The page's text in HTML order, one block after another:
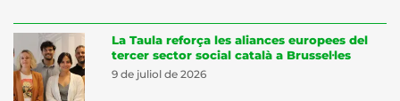
La Taula reforça les aliances europees del
tercer sector social català a Brussel·les
9 de juliol de 2026